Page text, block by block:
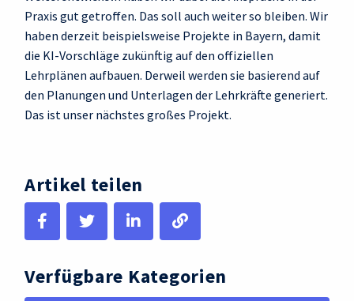
Praxis gut getroffen. Das soll auch weiter so bleiben. Wir
haben derzeit beispielsweise Projekte in Bayern, damit
die KI-Vorschläge zukünftig auf den offiziellen
Lehrplänen aufbauen. Derweil werden sie basierend auf
den Planungen und Unterlagen der Lehrkräfte generiert.
Das ist unser nächstes großes Projekt.
Artikel teilen
Verfügbare Kategorien